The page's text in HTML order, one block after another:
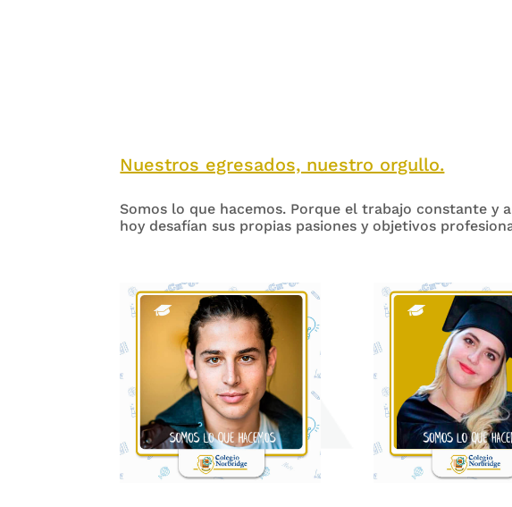
Nuestros egresados, nuestro orgullo.
Somos lo que hacemos. Porque el trabajo constante
hoy desafían sus propias pasiones y objetivos